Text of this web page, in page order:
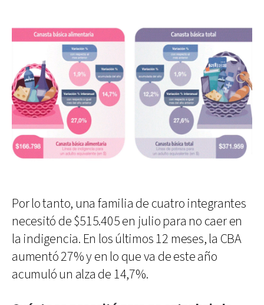
Por lo tanto, una familia de cuatro integrantes
necesitó de $515.405 en julio para no caer en
la indigencia. En los últimos 12 meses, la CBA
aumentó 27% y en lo que va de este año
acumuló un alza de 14,7%.